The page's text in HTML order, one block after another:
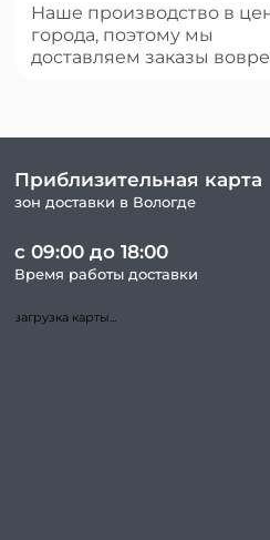
Наше производство в
города, поэтому мы
доставляем заказы
Приблизительная карта
зон доставки в Вологде
с 09:00 до 18:00
Время работы доставки
загрузка карты...